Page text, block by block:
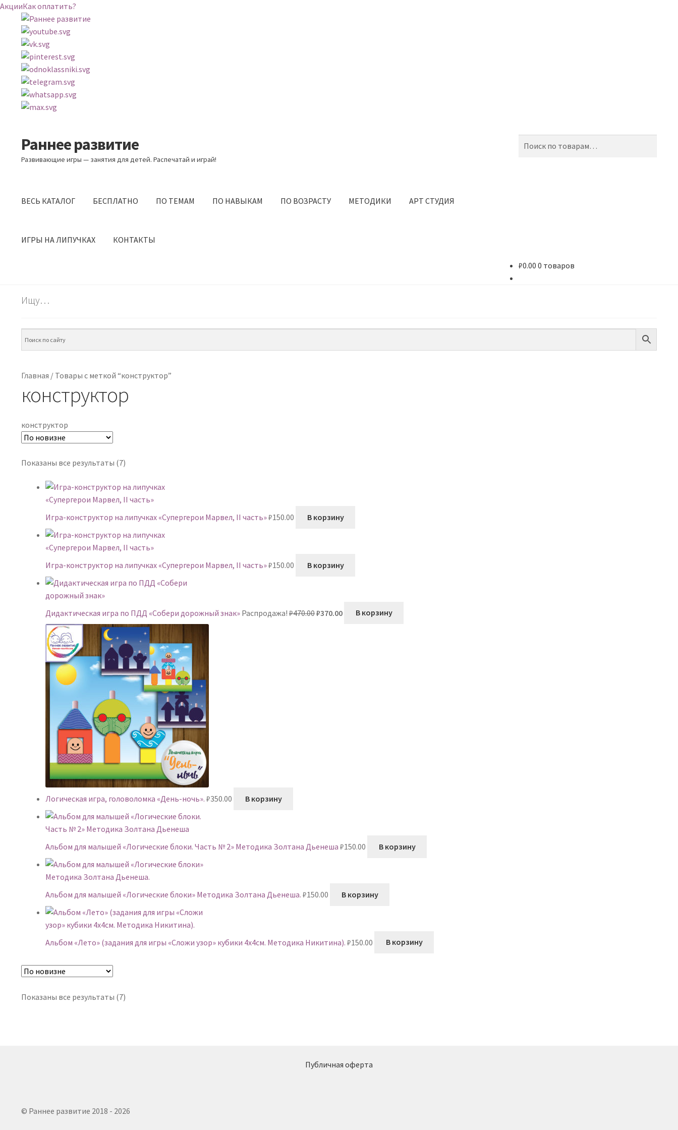
АкцииКак оплатить?
Перейти
к
навигации
Перейти
к
содержимому
Раннее развитие
Развивающие игры — занятия для детей. Распечатай и играй!
ВЕСЬ КАТАЛОГ БЕСПЛАТНО ПО ТЕМАМ ПО НАВЫКАМ ПО ВОЗРАСТУ МЕТОДИКИ АРТ СТУДИЯ
ИГРЫ НА ЛИПУЧКАХ КОНТАКТЫ
₽0.00 0 товаров
Ищу…
Главная / Товары с меткой “конструктор”
конструктор
конструктор
Показаны все результаты (7)Сортировка:
недавние
Игра-конструктор на липучках «Супергерои Марвел, II часть»₽150.00 В корзину
Игра-конструктор на липучках «Супергерои Марвел, II часть»₽150.00 В корзину
Дидактическая игра по ПДД «Собери дорожный знак» Распродажа! ₽470.00₽370.00 В корзину
Логическая игра, головоломка «День-ночь». ₽350.00 В корзину
Альбом для малышей «Логические блоки. Часть № 2» Методика Золтана Дьенеша ₽150.00 В корзину
Альбом для малышей «Логические блоки» Методика Золтана Дьенеша. ₽150.00 В корзину
Альбом «Лето» (задания для игры «Сложи узор» кубики 4х4см. Методика Никитина). ₽150.00 В корзину
Показаны все результаты (7)Сортировка:
Публичная оферта
© Раннее развитие 2018 - 2026